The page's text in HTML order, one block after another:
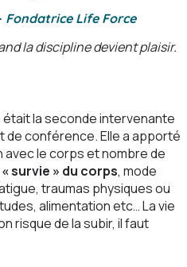
Fondatrice Life Force
la discipline devient plaisir.
la seconde intervenante
de conférence. Elle a apporté
avec le corps et nombre de
survie » du corps, mode
traumas physiques ou
alimentation etc… La vie
risque de la subir, il faut